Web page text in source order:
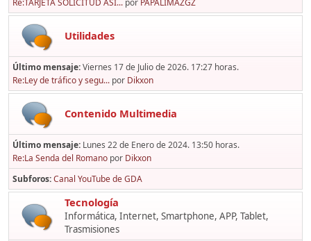
Re:TARJETA SOLICITUD ASI... por PAPALIMAZGZ
Utilidades
Último mensaje:Viernes 17 de Julio de 2026. 17:27 horas.
Re:Ley de tráfico y segu... por Dikxon
Contenido Multimedia
Último mensaje: Lunes 22 de Enero de 2024. 13:50 horas.
Re:La Senda del Romano por Dikxon
Subforos Canal YouTube de GDA
Tecnología
Informática, Internet, Smartphone, APP, Tablet,
Trasmisiones